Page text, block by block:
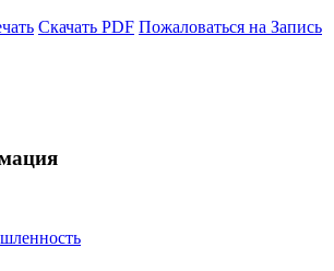
Скачать PDF Пожаловаться на Запись